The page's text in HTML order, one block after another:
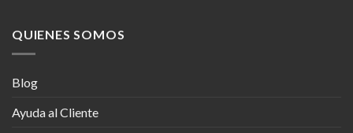
QUIENES SOMOS
Blog
Ayuda al Cliente